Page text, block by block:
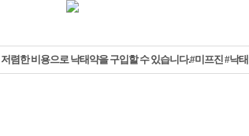
렴한 비용으로 낙태약을 구입할 수 있습니다.#미프진 #낙